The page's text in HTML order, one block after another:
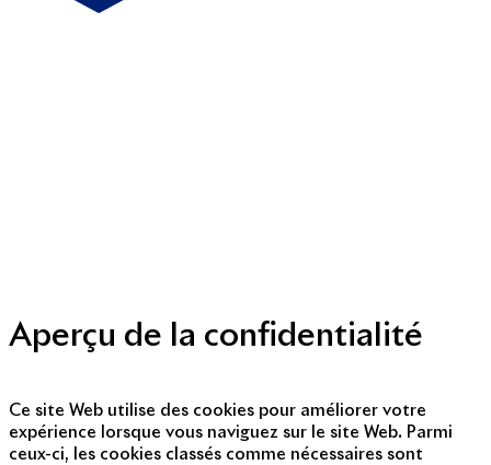
Aperçu de la confidentialité
Ce site Web utilise des cookies pour améliorer votre
expérience lorsque vous naviguez sur le site Web. Parmi
ceux-ci, les cookies classés comme nécessaires sont